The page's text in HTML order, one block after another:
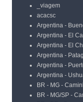
_viagem
acacsc
Argentina -
Argentina - El
Argentina - El
Argentina -
Argentina -
Argentina -
BR - MG -
BR - MG/SP -